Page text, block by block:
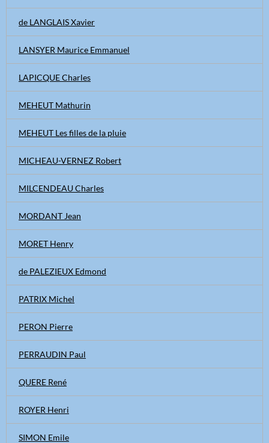
de LANGLAIS Xavier
LANSYER Maurice Emmanuel
LAPICQUE Charles
MEHEUT Mathurin
MEHEUT Les filles de la pluie
MICHEAU-VERNEZ Robert
MILCENDEAU Charles
MORDANT Jean
MORET Henry
de PALEZIEUX Edmond
PATRIX Michel
PERON Pierre
PERRAUDIN Paul
QUERE René
ROYER Henri
SIMON Emile